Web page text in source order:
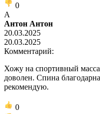
0
А
Антон Антон
20.03.2025
20.03.2025
Комментарий:
Хожу на спортивный
доволен. Спина
рекомендую.
0